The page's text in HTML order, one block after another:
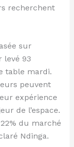
recherchent
sur
levé 93
table mardi.
peuvent
expérience
de l’espace.
du marché
Ndinga.